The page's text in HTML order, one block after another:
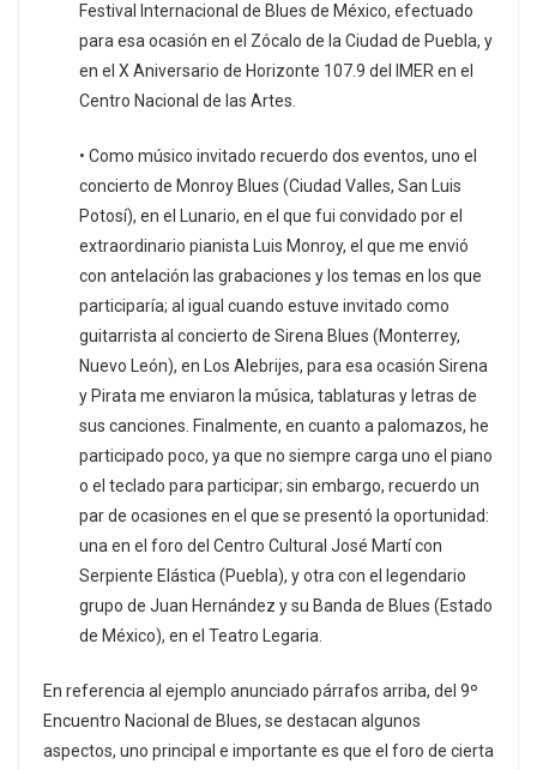
Festival Internacional de Blues de México, efectuado
para esa ocasión en el Zócalo de la Ciudad de Puebla, y
en el X Aniversario de Horizonte 107.9 del IMER en el
Centro Nacional de las Artes.
• Como músico invitado recuerdo dos eventos, uno el
concierto de Monroy Blues (Ciudad Valles, San Luis
Potosí), en el Lunario, en el que fui convidado por el
extraordinario pianista Luis Monroy, el que me envió
con antelación las grabaciones y los temas en los que
participaría; al igual cuando estuve invitado como
guitarrista al concierto de Sirena Blues (Monterrey,
Nuevo León), en Los Alebrijes, para esa ocasión Sirena
y Pirata me enviaron la música, tablaturas y letras de
sus canciones. Finalmente, en cuanto a palomazos, he
participado poco, ya que no siempre carga uno el piano
o el teclado para participar; sin embargo, recuerdo un
par de ocasiones en el que se presentó la oportunidad:
una en el foro del Centro Cultural José Martí con
Serpiente Elástica (Puebla), y otra con el legendario
grupo de Juan Hernández y su Banda de Blues (Estado
de México), en el Teatro Legaria.
En referencia al ejemplo anunciado párrafos arriba, del 9º
Encuentro Nacional de Blues, se destacan algunos
aspectos, uno principal e importante es que el foro de cierta